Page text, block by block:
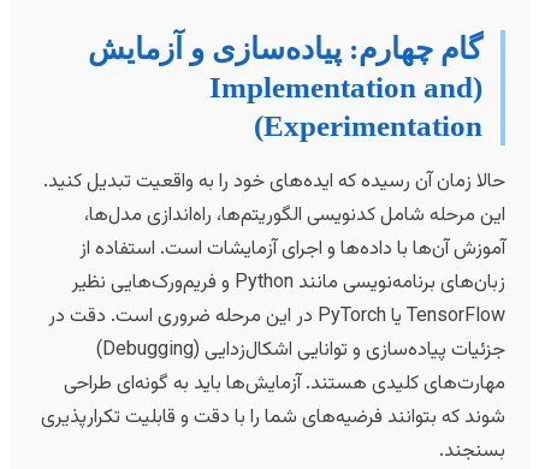
گام چهارم: پیاده‌سازی و آزمایش
(Implementation and
Experimentation)
زمان آن رسیده که ایده‌های خود را به واقعیت تبدیل کنید.
مرحله شامل کدنویسی الگوریتم‌ها، راه‌اندازی مدل‌ها،
آن‌ها با داده‌ها و اجرای آزمایشات است. استفاده از
زبان‌های برنامه‌نویسی مانند Python و فریم‌ورک‌هایی نظیر
TensorFlow یا PyTorch در این مرحله ضروری است. دقت در
جزئیات پیاده‌سازی و توانایی اشکال‌زدایی (Debugging)
کلیدی هستند. آزمایش‌ها باید به گونه‌ای طراحی
که بتوانند فرضیه‌های شما را با دقت و قابلیت تکرارپذیری